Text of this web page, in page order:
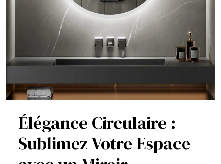
Votre
Espace
Élégance Circulaire :
Sublimez Votre Espace